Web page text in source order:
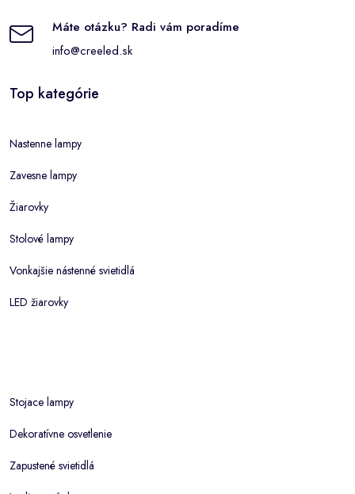
Máte otázku? Radi vám poradíme
info@creeled.sk
Top kategórie
Nastenne lampy
Zavesne lampy
Žiarovky
Stolové lampy
Vonkajšie nástenné svietidlá
LED žiarovky
Stojace lampy
Dekoratívne osvetlenie
Zapustené svietidlá